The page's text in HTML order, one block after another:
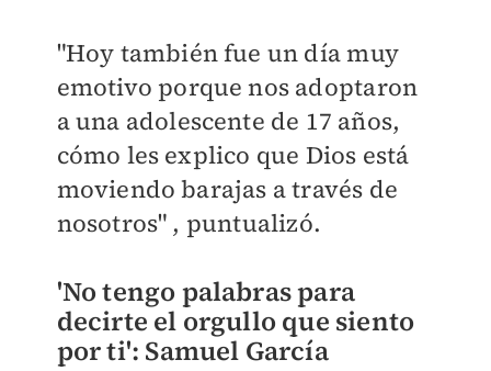
"Hoy también fue un día muy
emotivo porque nos adoptaron
a una adolescente de 17 años,
cómo les explico que Dios está
moviendo barajas a través de
nosotros" , puntualizó.
'No tengo palabras para
decirte el orgullo que siento
por ti': Samuel García